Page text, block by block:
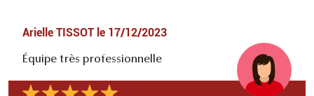
Arielle TISSOT le 17/12/2023
Équipe très professionnelle